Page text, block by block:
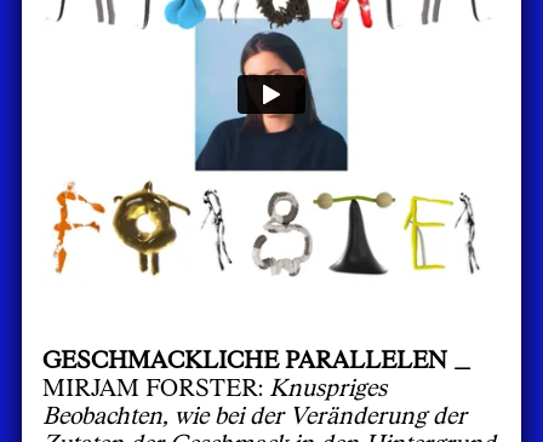
GESCHMACKLICHE PARALLELEN _
MIRJAM FORSTER: Knuspriges
Beobachten, wie bei der Veränderung der